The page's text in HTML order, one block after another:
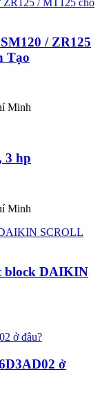
/ ZR125
Tạo
Minh
3 hp
Minh
block DAIKIN
ở